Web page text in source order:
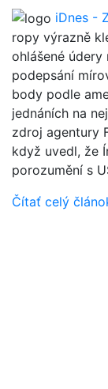
iDnes -
ropy výrazně
ohlášené údery
podepsání
body podle
jednáních na
zdroj agentury
když uvedl, že
porozumění s
Čítať celý